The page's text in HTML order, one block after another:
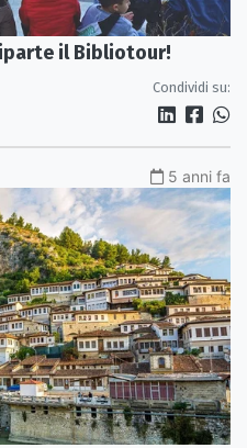
il Bibliotour!
Condividi su:
5 anni fa